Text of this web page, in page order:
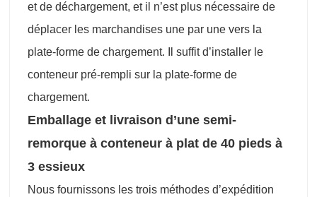
et de déchargement, et il n’est plus nécessaire de
déplacer les marchandises une par une vers la
plate-forme de chargement. Il suffit d’installer le
conteneur pré-rempli sur la plate-forme de
chargement.
Emballage et livraison d’une semi-
remorque à conteneur à plat de 40 pieds à
3 essieux
Nous fournissons les trois méthodes d’expédition